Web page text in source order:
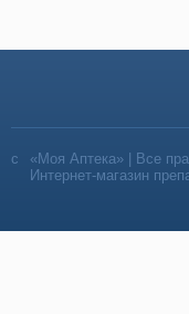
«Моя Аптека» | Все
Интернет-магазин